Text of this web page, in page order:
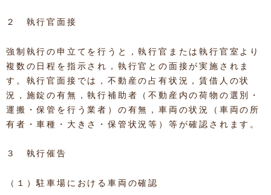
２ 執行官面接
強制執行の申立てを行うと，執行官または執行官室より
複数の日程を指示され，執行官との面接が実施されま
す。執行官面接では，不動産の占有状況，賃借人の状
況，施錠の有無，執行補助者（不動産内の荷物の選別・
運搬・保管を行う業者）の有無，車両の状況（車両の所
有者・車種・大きさ・保管状況等）等が確認されます。
３ 執行催告
（１）駐車場における車両の確認